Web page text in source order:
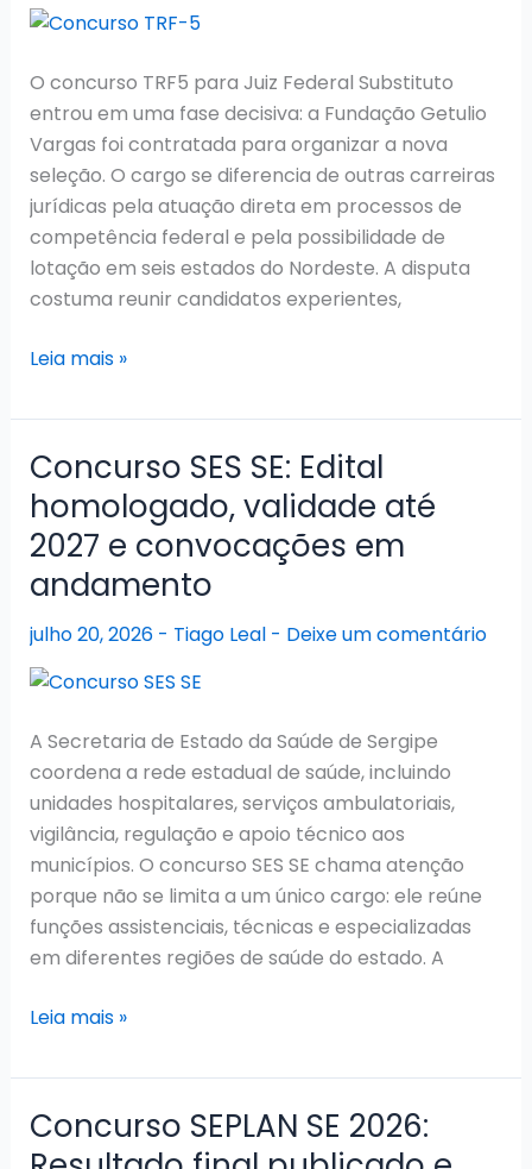
cargos
O concurso TRF5 para Juiz Federal Substituto
entrou em uma fase decisiva: a Fundação Getulio
Vargas foi contratada para organizar a nova
seleção. O cargo se diferencia de outras carreiras
jurídicas pela atuação direta em processos de
competência federal e pela possibilidade de
lotação em seis estados do Nordeste. A disputa
costuma reunir candidatos experientes,
Concurso
Juiz
2026:
FGV
contratada
para
novo
edital
com
11
vagas
Leia mais »
Concurso SES SE: Edital
homologado, validade até
2027 e convocações em
andamento
julho 20, 2026 - Tiago Leal - Deixe um comentário
A Secretaria de Estado da Saúde de Sergipe
coordena a rede estadual de saúde, incluindo
unidades hospitalares, serviços ambulatoriais,
vigilância, regulação e apoio técnico aos
municípios. O concurso SES SE chama atenção
porque não se limita a um único cargo: ele reúne
funções assistenciais, técnicas e especializadas
em diferentes regiões de saúde do estado. A
Concurso
SE:
Edital
homologado,
Leia mais »
Concurso SEPLAN SE 2026: